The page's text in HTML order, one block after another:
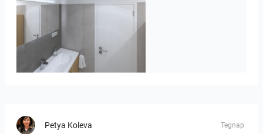
Róža-05
Petya Koleva Tegnap